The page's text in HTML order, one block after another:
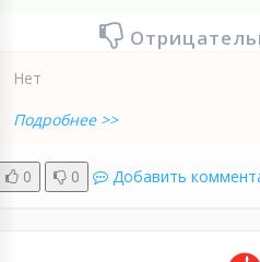
Нет
Подробнее >>
0 0 Добавить